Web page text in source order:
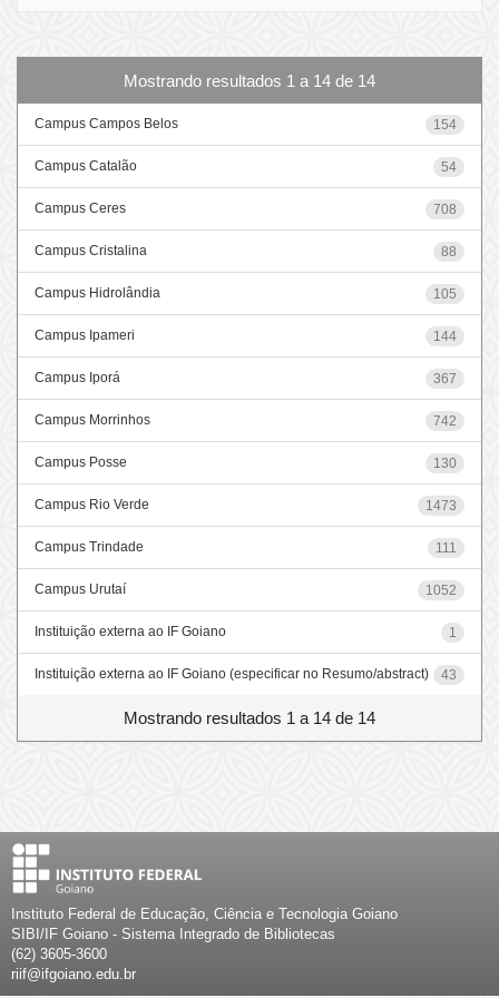
Mostrando resultados 1 a 14 de 14
Campus Campos Belos 154
Campus Catalão 54
Campus Ceres 708
Campus Cristalina 88
Campus Hidrolândia 105
Campus Ipameri 144
Campus Iporá 367
Campus Morrinhos 742
Campus Posse 130
Campus Rio Verde 1473
Campus Trindade 111
Campus Urutaí 1052
Instituição externa ao IF Goiano 1
Instituição externa ao IF Goiano (especificar no Resumo/abstract) 43
Mostrando resultados 1 a 14 de 14
Instituto Federal de Educação, Ciência e Tecnologia Goiano
SIBI/IF Goiano - Sistema Integrado de Bibliotecas
(62) 3605-3600
riif@ifgoiano.edu.br